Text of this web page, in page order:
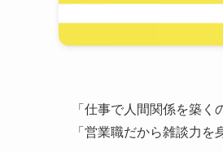
「仕事で人間関係を築
「営業職だから雑談力を